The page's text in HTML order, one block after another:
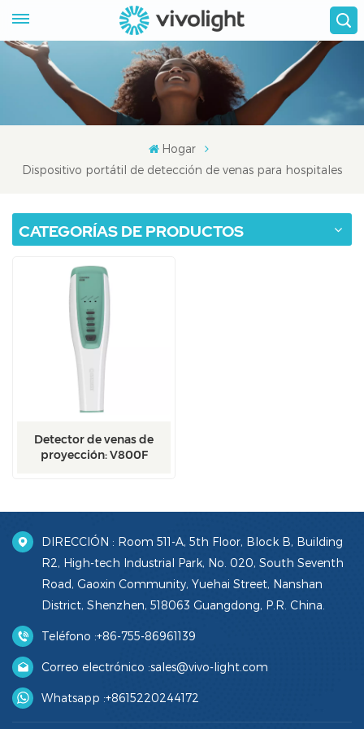
Hogar
Dispositivo portátil de detección de venas para hospitales
CATEGORÍAS DE PRODUCTOS
Detector de venas de
proyección: V800F
DIRECCIÓN : Room 511-A, 5th Floor, Block B, Building
R2, High-tech Industrial Park, No. 020, South Seventh
Road, Gaoxin Community, Yuehai Street, Nanshan
District, Shenzhen, 518063 Guangdong, P.R. China.
Teléfono :+86-755-86961139
Correo electrónico :sales@vivo-light.com
Whatsapp :+8615220244172